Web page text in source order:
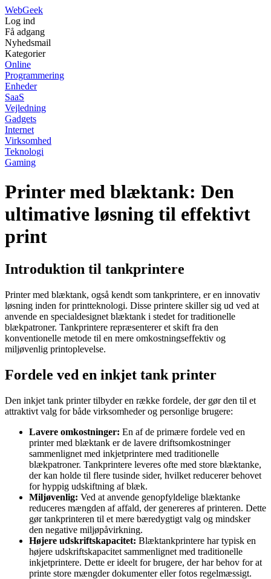
WebGeek
Log ind
Få adgang
Nyhedsmail
Kategorier
Online
Programmering
Enheder
SaaS
Vejledning
Gadgets
Internet
Virksomhed
Teknologi
Gaming
Printer med blæktank: Den
ultimative løsning til effektivt
print
Introduktion til tankprintere
Printer med blæktank, også kendt som tankprintere, er en innovativ
løsning inden for printteknologi. Disse printere skiller sig ud ved at
anvende en specialdesignet blæktank i stedet for traditionelle
blækpatroner. Tankprintere repræsenterer et skift fra den
konventionelle metode til en mere omkostningseffektiv og
miljøvenlig printoplevelse.
Fordele ved en inkjet tank printer
Den inkjet tank printer tilbyder en række fordele, der gør den til et
attraktivt valg for både virksomheder og personlige brugere:
Lavere omkostninger: En af de primære fordele ved en
printer med blæktank er de lavere driftsomkostninger
sammenlignet med inkjetprintere med traditionelle
blækpatroner. Tankprintere leveres ofte med store blæktanke,
der kan holde til flere tusinde sider, hvilket reducerer behovet
for hyppig udskiftning af blæk.
Miljøvenlig: Ved at anvende genopfyldelige blæktanke
reduceres mængden af affald, der genereres af printeren. Dette
gør tankprinteren til et mere bæredygtigt valg og mindsker
den negative miljøpåvirkning.
Højere udskriftskapacitet: Blæktankprintere har typisk en
højere udskriftskapacitet sammenlignet med traditionelle
inkjetprintere. Dette er ideelt for brugere, der har behov for at
printe store mængder dokumenter eller fotos regelmæssigt.